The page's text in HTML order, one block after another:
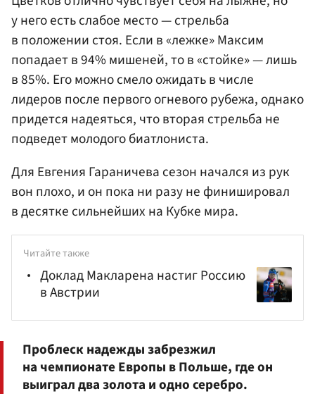
у него есть слабое место — стрельба
в положении стоя. Если в «лежке» Максим
попадает в 94% мишеней, то в «стойке» — лишь
в 85%. Его можно смело ожидать в числе
лидеров после первого огневого рубежа, однако
придется надеяться, что вторая стрельба не
подведет молодого биатлониста.
Для Евгения Гараничева сезон начался из рук
вон плохо, и он пока ни разу не финишировал
в десятке сильнейших на Кубке мира.
Читайте также
Доклад Макларена настиг Россию
в Австрии
Проблеск надежды забрезжил
на чемпионате Европы в Польше, где он
выиграл два золота и одно серебро.